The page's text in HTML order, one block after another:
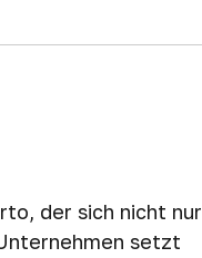
der sich nicht nur
setzt